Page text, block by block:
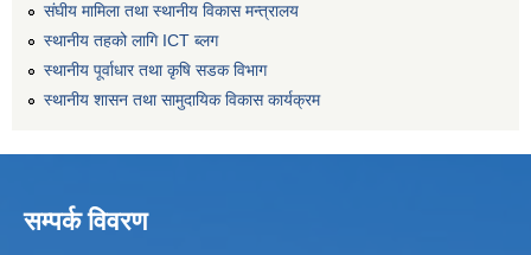
संघीय मामिला तथा स्थानीय विकास मन्त्रालय
स्थानीय तहको लागि ICT ब्लग
स्थानीय पूर्वाधार तथा कृषि सडक विभाग
स्थानीय शासन तथा सामुदायिक विकास कार्यक्रम
सम्पर्क विवरण